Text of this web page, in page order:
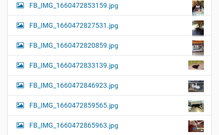
FB_IMG_1660472853159.jpg
FB_IMG_1660472827531.jpg
FB_IMG_1660472820859.jpg
FB_IMG_1660472833139.jpg
FB_IMG_1660472846923.jpg
FB_IMG_1660472859565.jpg
FB_IMG_1660472865963.jpg